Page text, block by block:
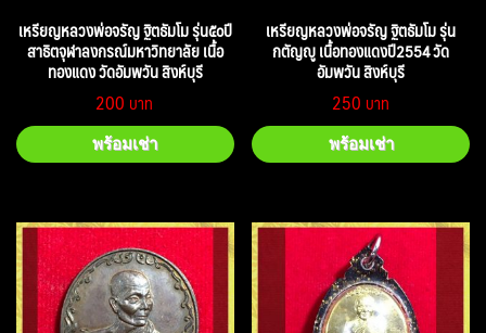
เหรียญหลวงพ่อจรัญ ฐิตธัมโม รุ่น๕๐ปี
สาธิตจุฬาลงกรณ์มหาวิทยาลัย เนื้อ
ทองแดง วัดอัมพวัน สิงห์บุรี
200
พร้อมเช่า
เหรียญหลวงพ่อจรัญ ฐิตธัมโม รุ่น
กตัญญู เนื้อทองแดงปี2554 วัด
อัมพวัน สิงห์บุรี
250
พร้อมเช่า